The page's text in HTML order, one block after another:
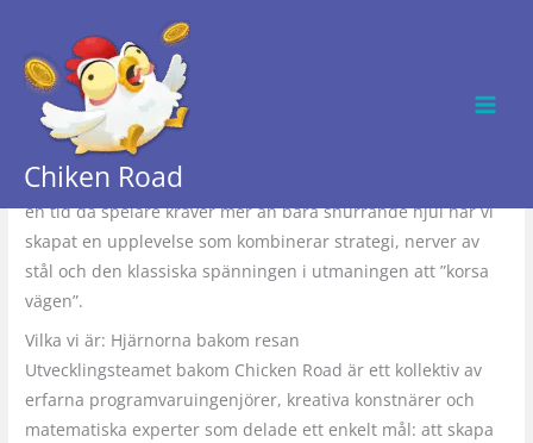
innehåll
Chiken Road
Page Content
Om oss: Berättelsen om Chicken Road och vår vision
Välkommen till den officiella hemsidan för
spel som har omdefinierat gränserna för modern iGaming. I
en tid då spelare kräver mer än bara snurrande hjul har vi
skapat en upplevelse som kombinerar strategi, nerver av
stål och den klassiska spänningen i utmaningen att ”korsa
vägen”.
Vilka vi är: Hjärnorna bakom resan
Utvecklingsteamet bakom Chicken Road är ett kollektiv av
erfarna programvaruingenjörer, kreativa konstnärer och
matematiska experter som delade ett enkelt mål: att skapa